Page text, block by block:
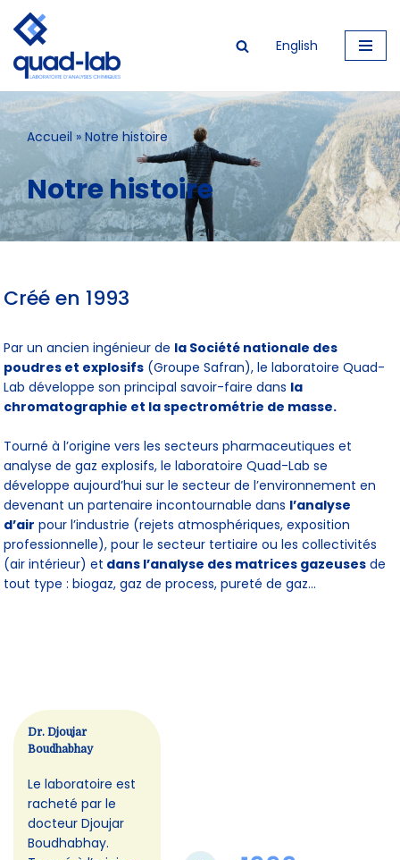
Aller
au
contenu
English
Accueil » Notre histoire
Notre histoire
Créé en 1993
Par un ancien ingénieur de la Société nationale des
poudres et explosifs (Groupe Safran), le laboratoire Quad-
Lab développe son principal savoir-faire dans la
chromatographie et la spectrométrie de masse.
Tourné à l’origine vers les secteurs pharmaceutiques et
analyse de gaz explosifs, le laboratoire Quad-Lab se
développe aujourd’hui sur le secteur de l’environnement en
devenant un partenaire incontournable dans l’analyse
d’air pour l’industrie (rejets atmosphériques, exposition
professionnelle), pour le secteur tertiaire ou les collectivités
(air intérieur) et dans l’analyse des matrices gazeuses de
tout type : biogaz, gaz de process, pureté de gaz…
Dr. Djoujar
Boudhabhay
Le laboratoire est
racheté par le
docteur Djoujar
Boudhabhay.